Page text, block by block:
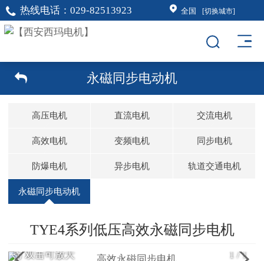
热线电话： 029-82513923 全国 [切换城市]
永磁同步电动机
高压电机 直流电机 交流电机
高效电机 变频电机 同步电机
防爆电机 异步电机 轨道交通电机
永磁同步电动机
TYE4系列低压高效永磁同步电机
1 /1
双击可放大